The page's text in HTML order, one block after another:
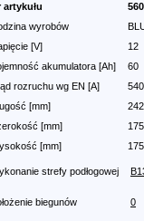
artykułu
wyrobów
[V]
12
akumulatora [Ah]
60
rozruchu wg EN [A]
540
[mm]
242
[mm]
175
[mm]
175
strefy podłogowej
biegunów 0